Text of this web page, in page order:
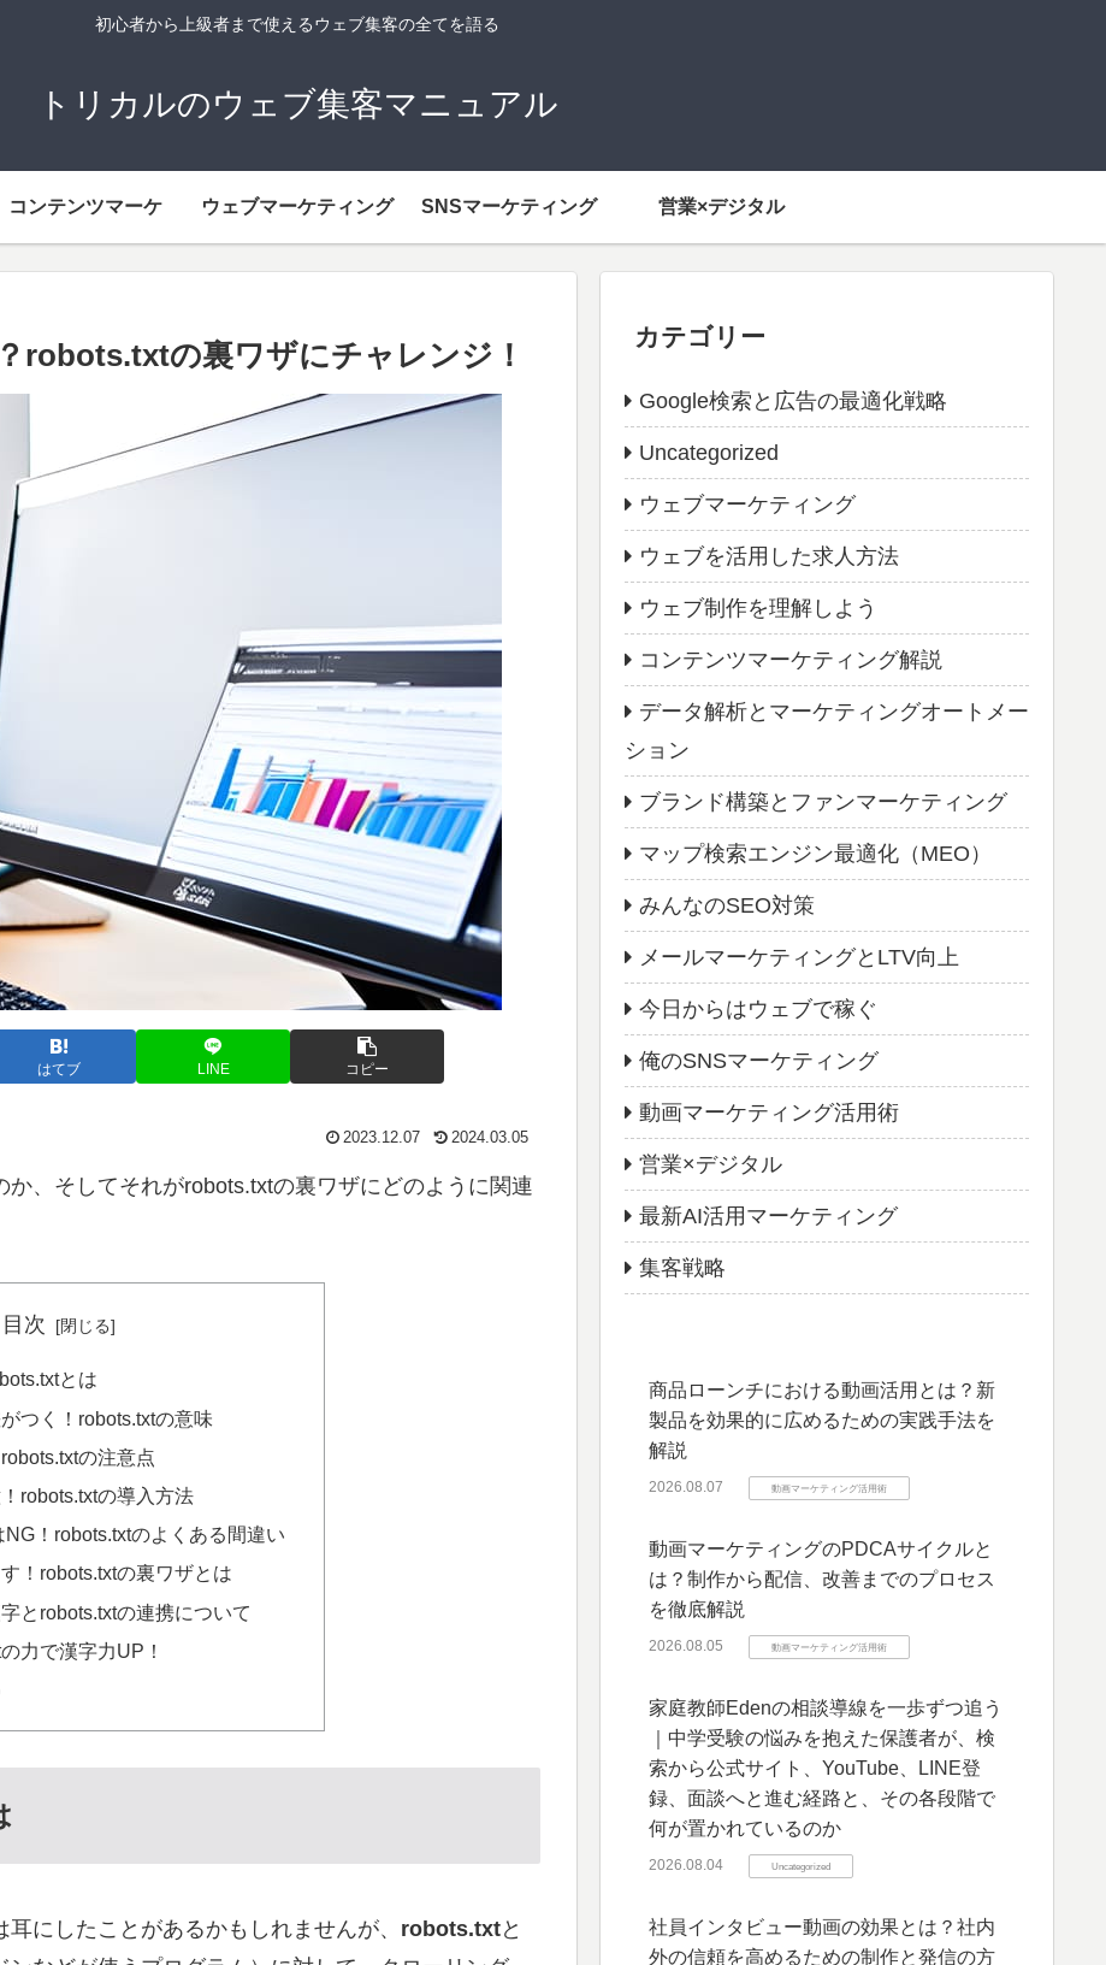
初心者から上級者まで使えるウェブ集客の全てを語る
トリカルのウェブ集客マニュアル
コンテンツマーケ ウェブマーケティング SNSマーケティング 営業×デジタル
robots.txtの裏ワザにチャレンジ！
はてブ LINE コピー
2023.12.07 2024.03.05
、そしてそれがrobots.txtの裏ワザにどのように関連
目次
とは
つく！robots.txtの意味
の注意点
robots.txtの導入方法
NG！robots.txtのよくある間違い
！robots.txtの裏ワザとは
とrobots.txtの連携について
力で漢字力UP！
にしたことがあるかもしれませんが、 robots.txtと
カテゴリー
Google検索と広告の最適化戦略
Uncategorized
ウェブマーケティング
ウェブを活用した求人方法
ウェブ制作を理解しよう
コンテンツマーケティング解説
データ解析とマーケティングオートメー
ション
ブランド構築とファンマーケティング
マップ検索エンジン最適化（MEO）
みんなのSEO対策
メールマーケティングとLTV向上
今日からはウェブで稼ぐ
俺のSNSマーケティング
動画マーケティング活用術
営業×デジタル
最新AI活用マーケティング
集客戦略
商品ローンチにおける動画活用とは？新
製品を効果的に広めるための実践手法を
解説
2026.08.07 動画マーケティング活用術
動画マーケティングのPDCAサイクルと
は？制作から配信、改善までのプロセス
を徹底解説
2026.08.05 動画マーケティング活用術
家庭教師Edenの相談導線を一歩ずつ追う
｜中学受験の悩みを抱えた保護者が、検
索から公式サイト、YouTube、LINE登
録、面談へと進む経路と、その各段階で
何が置かれているのか
2026.08.04 Uncategorized
社員インタビュー動画の効果とは？社内
外の信頼を高めるための制作と発信の方